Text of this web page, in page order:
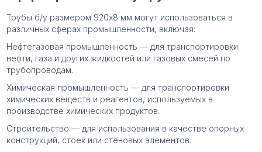
Трубы б/у размером 920х8 мм могут использоваться в
различных сферах промышленности, включая:
Нефтегазовая промышленность — для транспортировки
нефти, газа и других жидкостей или газовых смесей по
трубопроводам.
Химическая промышленность — для транспортировки
химических веществ и реагентов, используемых в
производстве химических продуктов.
Строительство — для использования в качестве опорных
конструкций, стоек или стеновых элементов.